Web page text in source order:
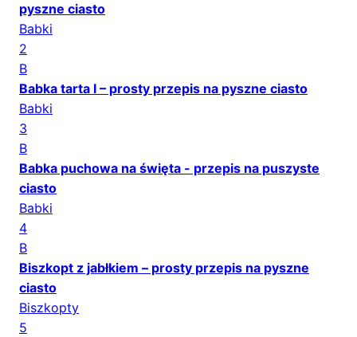
pyszne ciasto
Babki
2
B
Babka tarta I – prosty przepis na pyszne ciasto
Babki
3
B
Babka puchowa na święta - przepis na puszyste
ciasto
Babki
4
B
Biszkopt z jabłkiem – prosty przepis na pyszne
ciasto
Biszkopty
5